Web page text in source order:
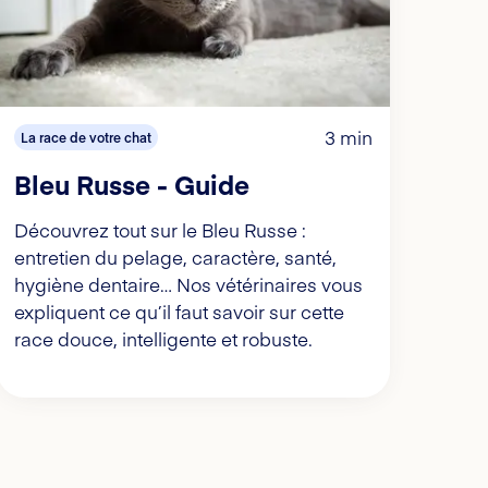
La race de votre chat 3 min
Bleu Russe - Guide
Découvrez tout sur le Bleu Russe :
entretien du pelage, caractère, santé,
hygiène dentaire… Nos vétérinaires vous
expliquent ce qu’il faut savoir sur cette
race douce, intelligente et robuste.